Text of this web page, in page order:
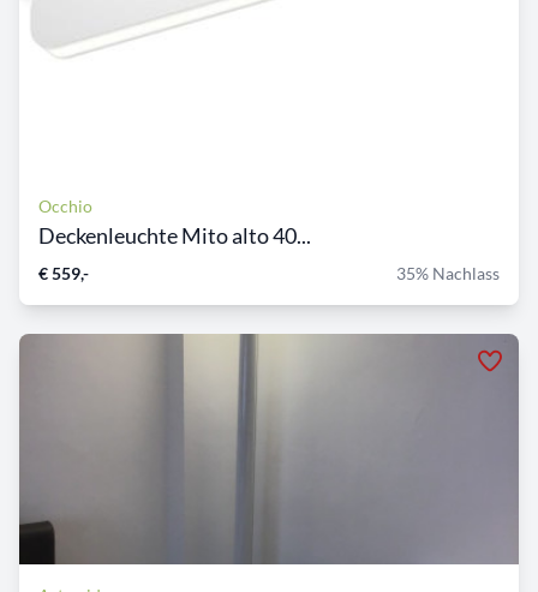
Occhio
Deckenleuchte Mito alto 40...
€ 559,- 35% Nachlass